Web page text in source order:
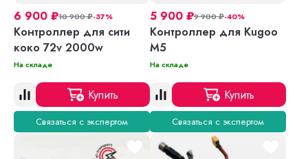
6 900 ₽10 900₽-37%
Контроллер для сити
коко 72v 2000w
На складе
Купить
Связаться с экспертом
5 900 ₽9 900₽-40%
Контроллер для Kugoo
M5
На складе
Купить
Связаться с экспертом